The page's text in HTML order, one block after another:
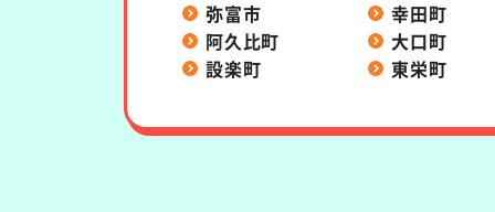
弥富市
幸田町
阿久比町
大口町
設楽町
東栄町